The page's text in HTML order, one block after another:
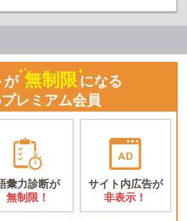
が 無制限になる
レミアム会員
彙力診断が
無制限！
サイト内広告が
非表示！